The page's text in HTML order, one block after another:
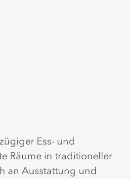
Ess- und
Räume in traditioneller
an Ausstattung und